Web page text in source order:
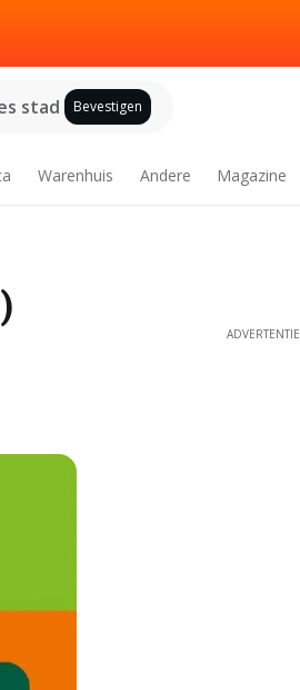
stad Bevestigen
Warenhuis Andere Magazine
ADVERTENTIE